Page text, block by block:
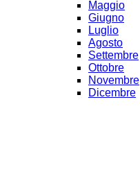
Maggio
Giugno
Luglio
Agosto
Settembre
Ottobre
Novembre
Dicembre